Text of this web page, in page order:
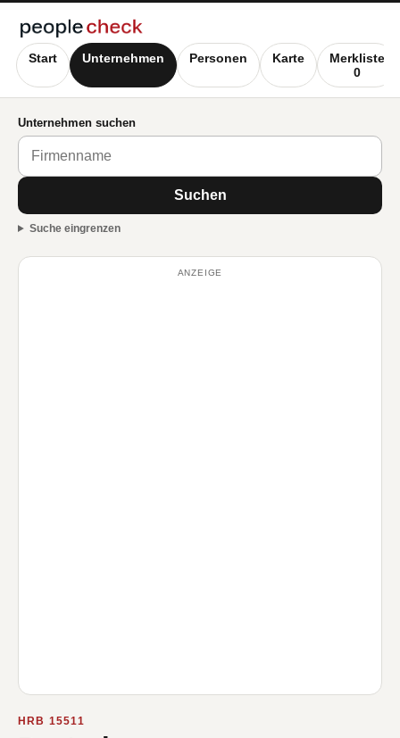
Start Unternehmen Personen Karte
Merkliste
0
Unternehmen suchen
Suchen
Suche eingrenzen
ANZEIGE
HRB 15511